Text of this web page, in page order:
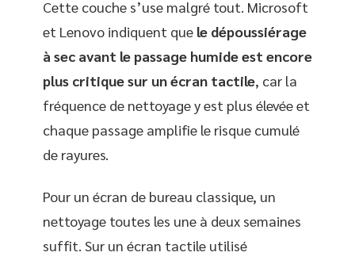
Cette couche s’use malgré tout. Microsoft
et Lenovo indiquent que le dépoussiérage
à sec avant le passage humide est encore
plus critique sur un écran tactile, car la
fréquence de nettoyage y est plus élevée et
chaque passage amplifie le risque cumulé
de rayures.
Pour un écran de bureau classique, un
nettoyage toutes les une à deux semaines
suffit. Sur un écran tactile utilisé